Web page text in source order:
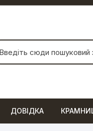
ДОВІДКА